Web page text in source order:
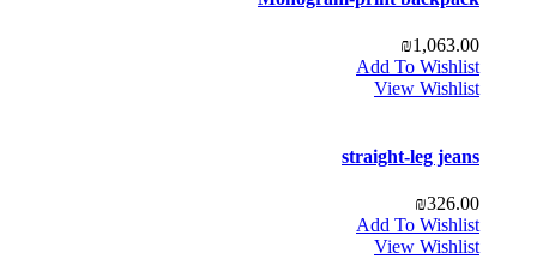
₪1,063.00
Add To Wishlist
View Wishlist
straight-leg jeans
₪326.00
Add To Wishlist
View Wishlist